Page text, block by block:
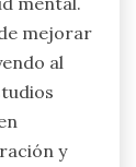
mejorar
al
y